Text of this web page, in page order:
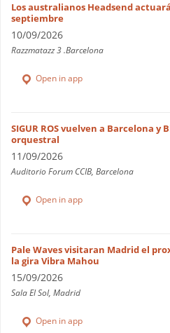
Los australianos Headsend
septiembre
10/09/2026
Razzmatazz 3 .Barcelona
Open in app
SIGUR ROS vuelven a Barcelona
orquestral
11/09/2026
Auditorio Forum CCIB, Barcelona
Open in app
Pale Waves visitaran Madrid el
la gira Vibra Mahou
15/09/2026
Sala El Sol, Madrid
Open in app